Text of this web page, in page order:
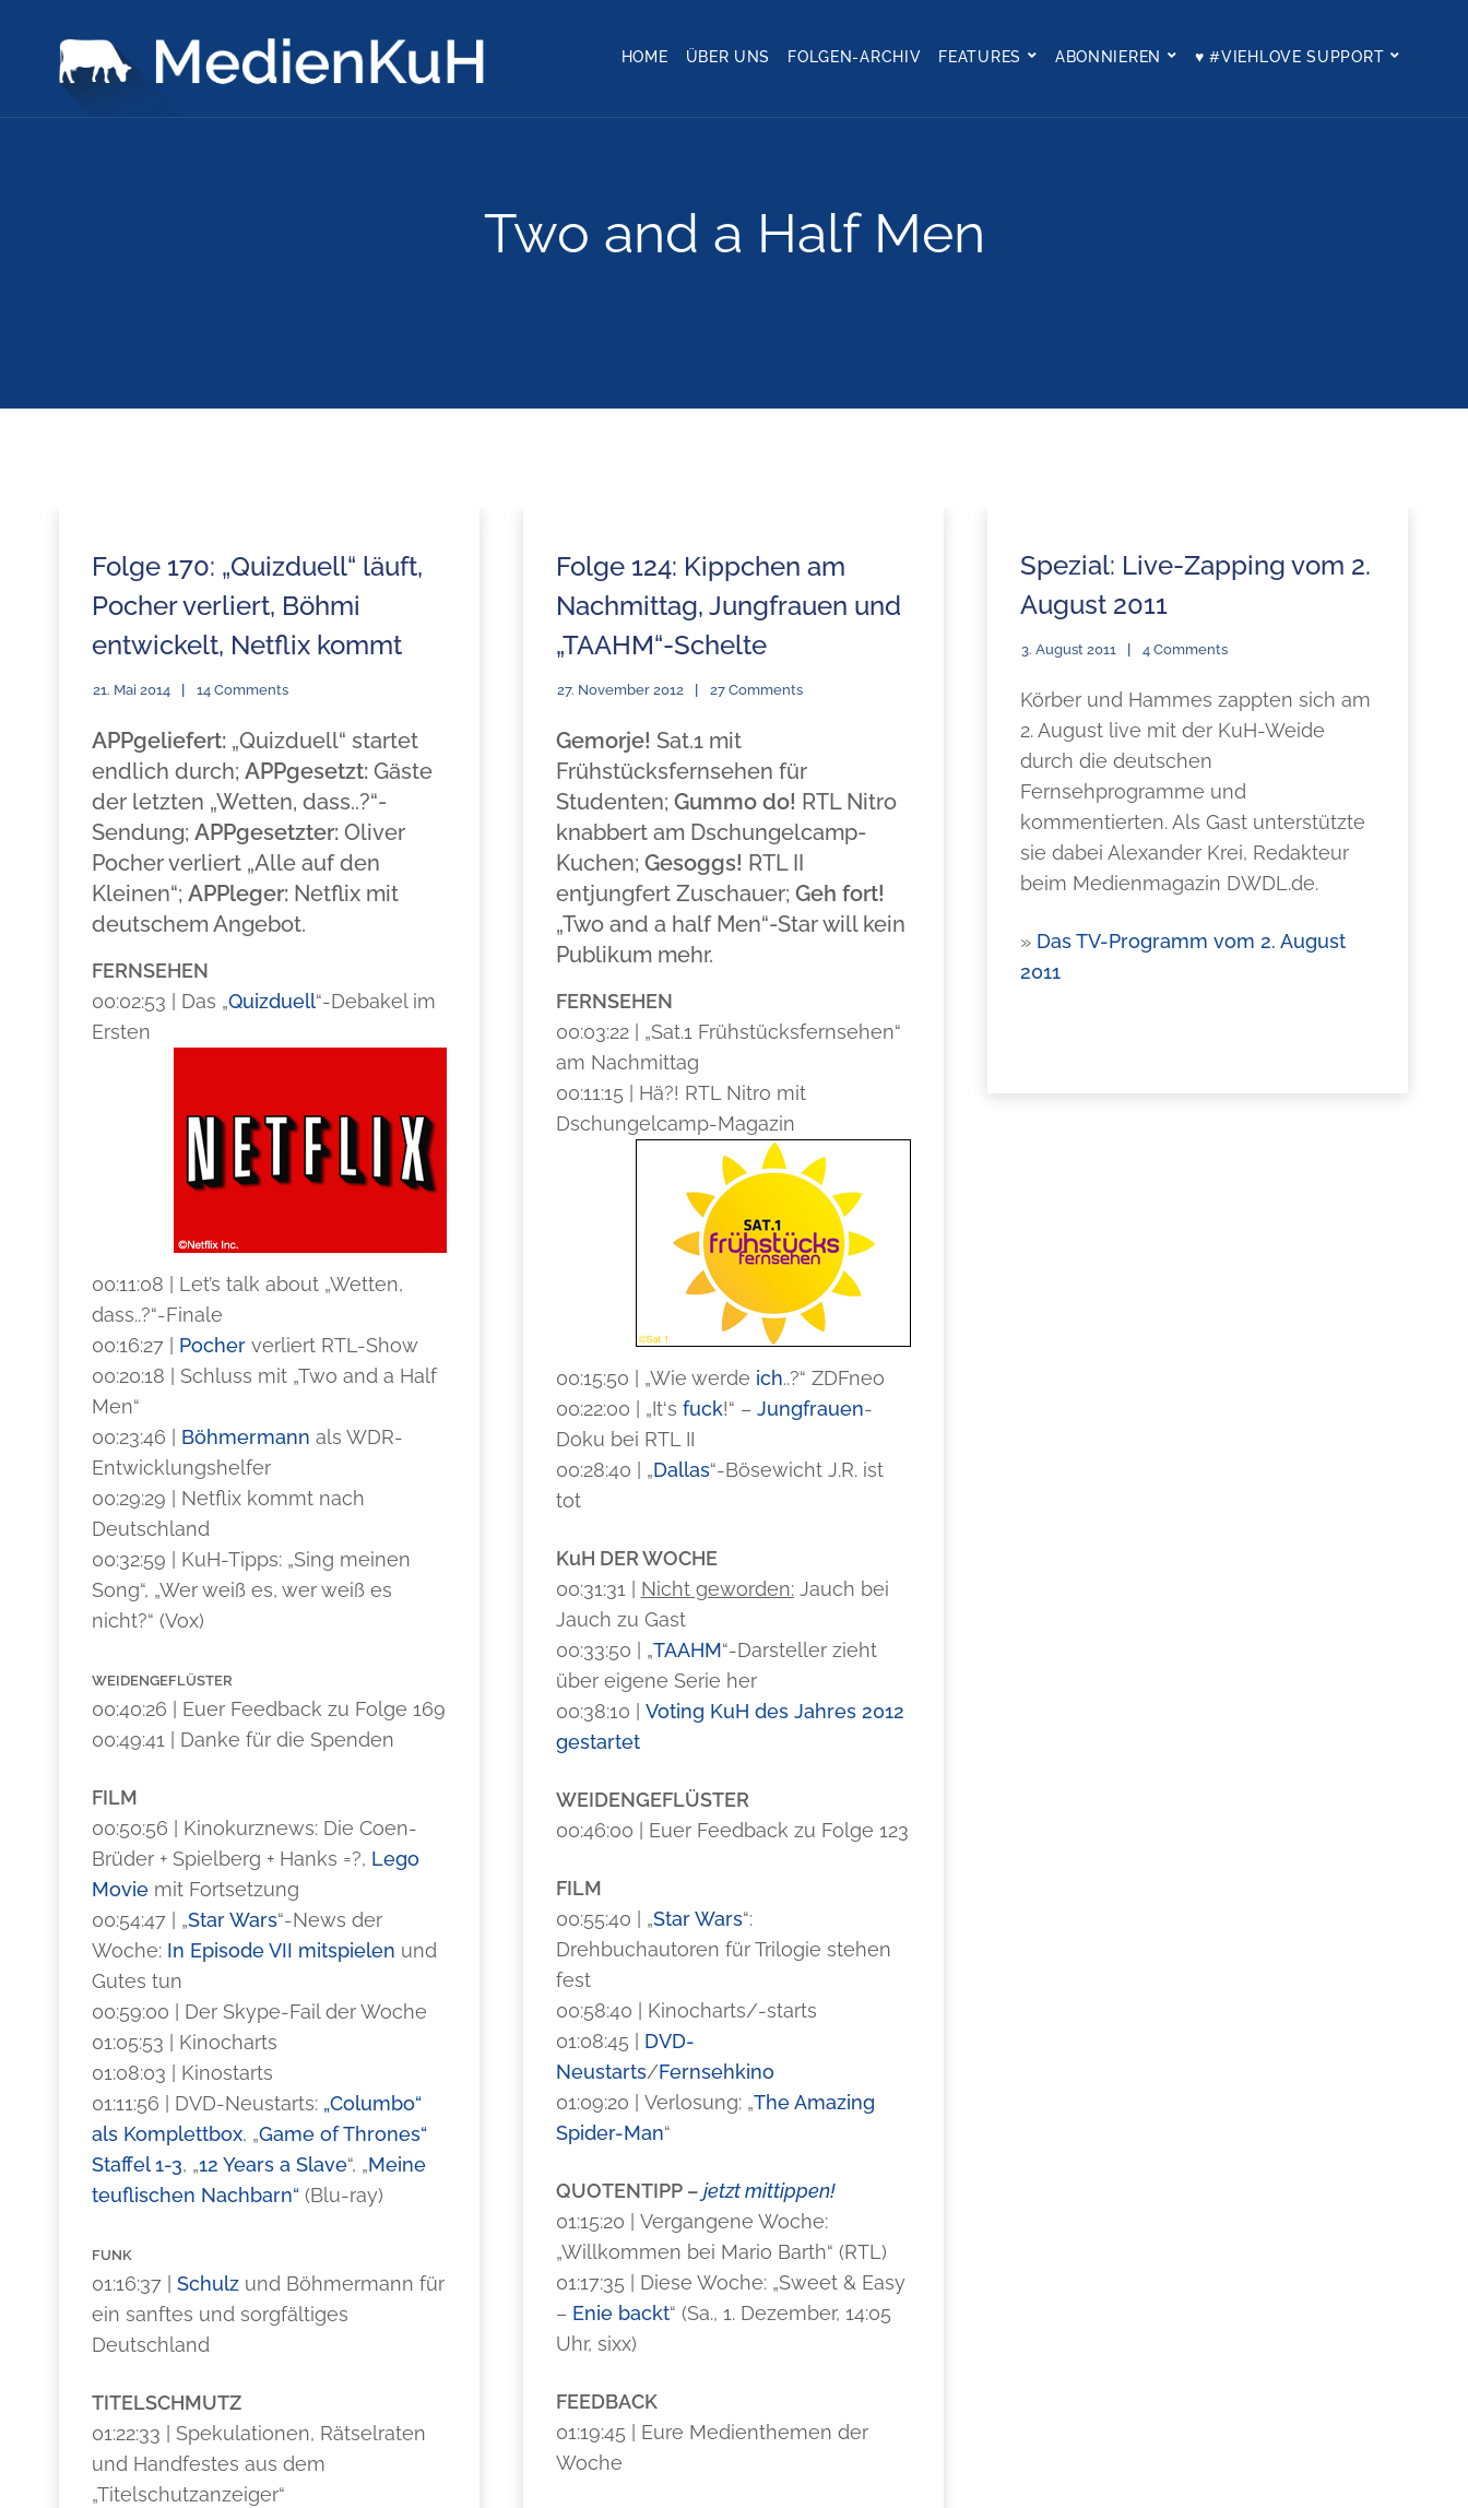
HOME ÜBER UNS FOLGEN-ARCHIV FEATURES ABONNIEREN ♥ #VIEHLOVE SUPPORT
Two and a Half Men
Folge 170: „Quizduell“ läuft,
Pocher verliert, Böhmi
entwickelt, Netflix kommt
21. Mai 2014 14 Comments
APPgeliefert: „Quizduell“ startet
endlich durch; APPgesetzt: Gäste
der letzten „Wetten, dass..?“-
Sendung; APPgesetzter: Oliver
Pocher verliert „Alle auf den
Kleinen“; APPleger: Netflix mit
deutschem Angebot.
FERNSEHEN
00:02:53 | Das „Quizduell“-Debakel im
Ersten
00:11:08 | Let’s talk about „Wetten,
dass..?“-Finale
00:16:27 | Pocherverliert RTL-Show
00:20:18 | Schluss mit „Two and a Half
Men“
00:23:46 | Böhmermann als WDR-
Entwicklungshelfer
00:29:29 | Netflix kommt nach
Deutschland
00:32:59 | KuH-Tipps: „Sing meinen
Song“, „Wer weiß es, wer weiß es
nicht?“ (Vox)
WEIDENGEFLÜSTER
00:40:26 | Euer Feedback zu Folge 169
00:49:41 | Danke für die Spenden
FILM
00:50:56 | Kinokurznews: Die Coen-
Brüder + Spielberg + Hanks =?, Lego
Moviemit Fortsetzung
00:54:47 | „Star Wars“-News der
Woche: In Episode VII mitspielen und
Gutes tun
00:59:00 | Der Skype-Fail der Woche
01:05:53 | Kinocharts
01:08:03 | Kinostarts
01:11:56 | DVD-Neustarts: „Columbo“
als Komplettbox, „Game of Thrones“
Staffel 1-3, „12 Years a Slave“, „Meine
teuflischen Nachbarn“ (Blu-ray)
FUNK
01:16:37 | Schulzund Böhmermann für
ein sanftes und sorgfältiges
Deutschland
TITELSCHMUTZ
01:22:33 | Spekulationen, Rätselraten
und Handfestes aus dem
„Titelschutzanzeiger“
Folge 124: Kippchen am
Nachmittag, Jungfrauen und
„TAAHM“-Schelte
27. November 2012 27 Comments
Gemorje! Sat.1 mit
Frühstücksfernsehen für
Studenten; Gummo do! RTL Nitro
knabbert am Dschungelcamp-
Kuchen; Gesoggs! RTL II
entjungfert Zuschauer; Geh fort!
„Two and a half Men“-Star will kein
Publikum mehr.
FERNSEHEN
00:03:22 | „Sat.1 Frühstücksfernsehen“
am Nachmittag
00:11:15 | Hä?! RTL Nitro mit
Dschungelcamp-Magazin
00:15:50 | „Wie werde ich..?“ ZDFneo
00:22:00 | „It‘s fuck!“ – Jungfrauen-
Doku bei RTL II
00:28:40 | „Dallas“-Bösewicht J.R. ist
tot
KuH DER WOCHE
00:31:31 | Nicht geworden:Jauch bei
Jauch zu Gast
00:33:50 | „TAAHM“-Darsteller zieht
über eigene Serie her
00:38:10 | Voting KuH des Jahres 2012
gestartet
WEIDENGEFLÜSTER
00:46:00 | Euer Feedback zu Folge 123
FILM
00:55:40 | „Star Wars“:
Drehbuchautoren für Trilogie stehen
fest
00:58:40 | Kinocharts/-starts
01:08:45 | DVD-
Neustarts/Fernsehkino
01:09:20 | Verlosung: „The Amazing
Spider-Man“
QUOTENTIPP – jetzt mittippen!
01:15:20 | Vergangene Woche:
„Willkommen bei Mario Barth“ (RTL)
01:17:35 | Diese Woche: „Sweet & Easy
– Enie backt“ (Sa., 1. Dezember, 14:05
Uhr, sixx)
FEEDBACK
01:19:45 | Eure Medienthemen der
Woche
Spezial: Live-Zapping vom 2.
August 2011
3. August 2011 4 Comments
Körber und Hammes zappten sich am
2. August live mit der KuH-Weide
durch die deutschen
Fernsehprogramme und
kommentierten. Als Gast unterstützte
sie dabei Alexander Krei, Redakteur
beim Medienmagazin DWDL.de.
» Das TV-Programm vom 2. August
2011